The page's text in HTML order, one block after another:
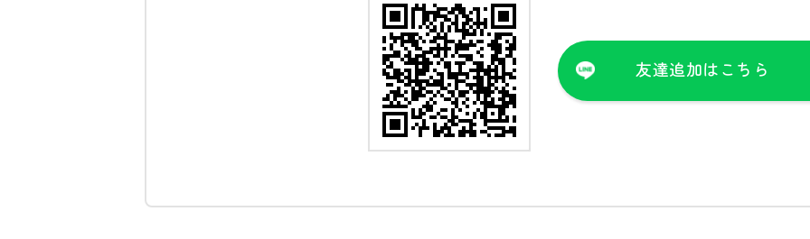
友達追加はこちら